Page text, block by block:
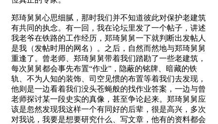
郑琦舅舅心思细腻，那时我们并不知道彼此对保护老建筑
有共同的执念。有一回，我在论坛里发了一个帖子，讲述
我老爷在铁路的工作经历，郑琦舅舅一下就判断出发帖人
是我（发帖时用的网名）。之后，自然而然地与郑琦舅舅
重逢了。曾老师、郑琦舅舅带着我们踏勘了一些老建筑，
每次舅舅都会事先布置“作业”，隐蔽的铭牌、暗藏的铁
轨、不为人知的装饰、司空见惯的布置等着我们去发现，
他则是一边看着我们没头苍蝇般的找作业答案，一边与曾
老师探讨某一段史实的真像，甚至争论起来。郑琦舅舅应
该是忽然发现我这样一个有同好的后辈，很是高兴，多次
对我说，我要是想要研究什么、写文章，他有的资料都会